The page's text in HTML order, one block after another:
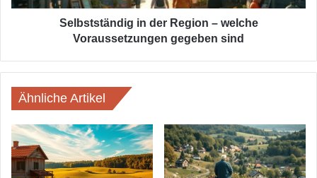
sind
Selbstständig in der Region – welche
Voraussetzungen gegeben sind
Ähnliche Artikel